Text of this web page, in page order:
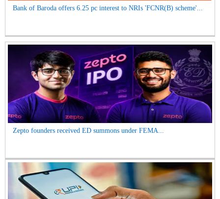
Bank of Baroda offers 6.25 pc interest to NRIs 'FCNR(B) scheme'...
Zepto founders received ED summons under FEMA...